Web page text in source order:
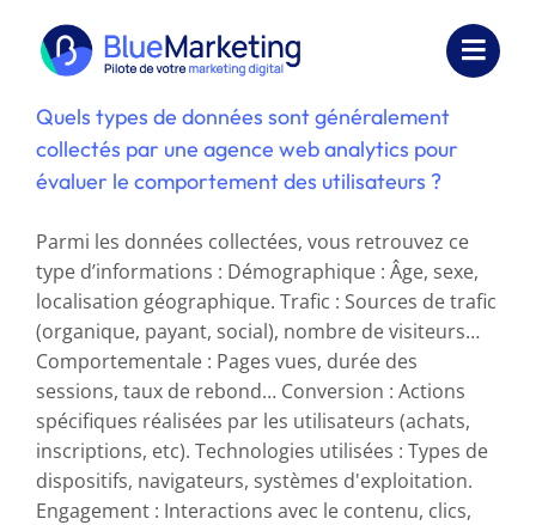
contenu
Expertises
Formations
Externalisation
Réalisations
Ressources
Société
Nous contacter
Quels types de données sont généralement
collectés par une agence web analytics pour
évaluer le comportement des utilisateurs ?
Parmi les données collectées, vous retrouvez ce
type d’informations : Démographique : Âge, sexe,
localisation géographique. Trafic : Sources de trafic
(organique, payant, social), nombre de visiteurs…
Comportementale : Pages vues, durée des
sessions, taux de rebond… Conversion : Actions
spécifiques réalisées par les utilisateurs (achats,
inscriptions, etc). Technologies utilisées : Types de
dispositifs, navigateurs, systèmes d'exploitation.
Engagement : Interactions avec le contenu, clics,